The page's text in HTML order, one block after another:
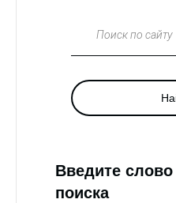
Поиск по сайту
Введите
поиска